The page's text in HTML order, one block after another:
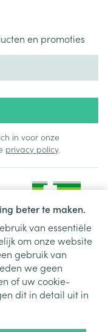
beter te maken.
van essentiële
om onze website
gebruik van
we geen
of uw cookie-
dit in detail uit in
en promoties
in voor onze
privacy policy.